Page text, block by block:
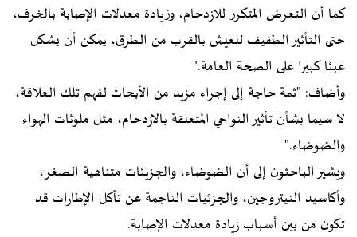
كما أن التعرض المتكرر للازدحام، وزيادة معدلات الإصابة بالخرف،
حتى التأثير الطفيف للعيش بالقرب من الطرق، يمكن أن يشكل
عبئا كبيرا على الصحة العامة."
وأضاف: "ثمة حاجة إلى إجراء مزيد من الأبحاث لفهم تلك العلاقة،
لا سيما بشأن تأثير النواحي المتعلقة بالازدحام، مثل ملوثات الهواء
والضوضاء."
ويشير الباحثون إلى أن الضوضاء، والجزيئات متناهية الصغر،
وأكاسيد النيتروجين، والجزئيات الناجمة عن تآكل الإطارات قد
تكون من بين أسباب زيادة معدلات الإصابة.